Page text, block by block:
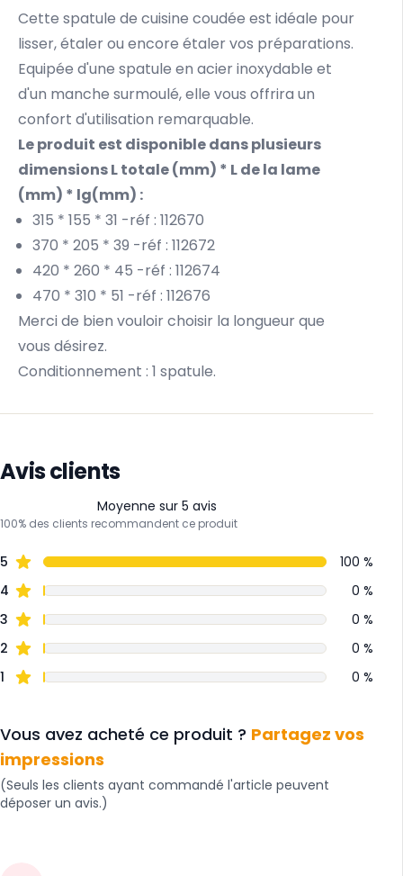
Cette spatule de cuisine coudée est idéale pour
lisser, étaler ou encore étaler vos préparations.
Equipée d'une spatule en acier inoxydable et
d'un manche surmoulé, elle vous offrira un
confort d'utilisation remarquable.
Le produit est disponible dans plusieurs
dimensions L totale (mm) * L de la lame
(mm) * lg(mm) :
315 * 155 * 31 -réf : 112670
370 * 205 * 39 -réf : 112672
420 * 260 * 45 -réf : 112674
470 * 310 * 51 -réf : 112676
Merci de bien vouloir choisir la longueur que
vous désirez.
Conditionnement : 1 spatule.
Avis clients
Moyenne sur 5 avis
100% des clients recommandent ce produit
5
100 %
4
0 %
3
0 %
2
0 %
1
0 %
Vous avez acheté ce produit ? Partagez vos
impressions
(Seuls les clients ayant commandé l'article peuvent
déposer un avis.)